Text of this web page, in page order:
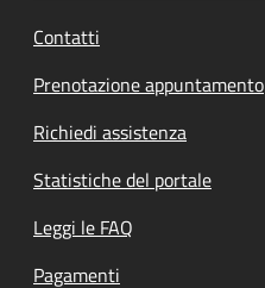
Contatti
Prenotazione appuntamento
Richiedi assistenza
Statistiche del portale
Leggi le FAQ
Pagamenti